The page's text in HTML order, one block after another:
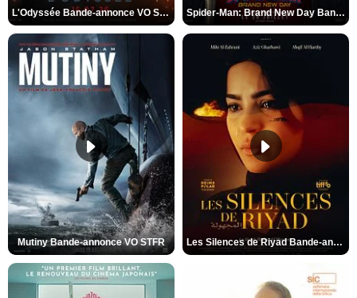
L'Odyssée Bande-annonce VO STFR Spider-Man: Brand New Day Bande-annonce VO STFR
Mutiny Bande-annonce VO STFR Les Silences de Riyad Bande-annonce VO STFR